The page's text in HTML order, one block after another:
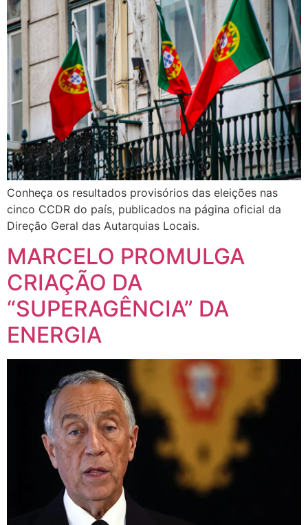
Conheça os resultados provisórios das eleições nas
cinco CCDR do país, publicados na página oficial da
Direção Geral das Autarquias Locais.
MARCELO PROMULGA
CRIAÇÃO DA
“SUPERAGÊNCIA” DA
ENERGIA